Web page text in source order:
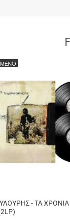
- ΤΑ